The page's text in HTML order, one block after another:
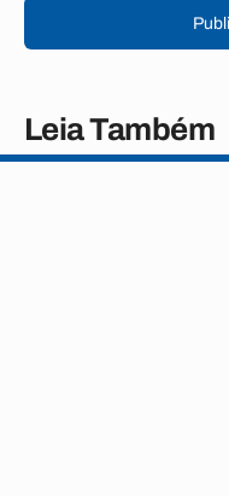
Leia Também